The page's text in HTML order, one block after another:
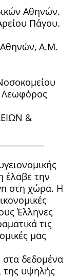
Αθηνών.
Πάγου.
Αθηνών, Α.Μ.
&
έλαβε την
στη χώρα. Η
Έλληνες
τις
μας
δεδομένα
της υψηλής